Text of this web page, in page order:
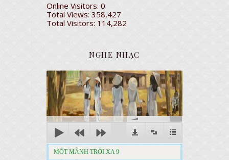
Online Visitors:0
Total Views:358,427
Total Visitors: 114,282
NGHE NHẠC
00:00
MÔT MẢNH TRỜI XA 9